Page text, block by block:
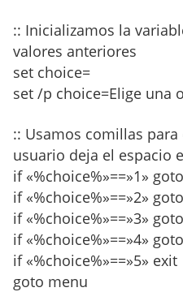
:: Inicializamos la
valores anteriores
set choice=
set /p choice=Elige una
:: Usamos comillas
usuario deja el espacio
if «%choice%»==»1»
if «%choice%»==»2»
if «%choice%»==»3»
if «%choice%»==»4»
if «%choice%»==»5» exit
goto menu